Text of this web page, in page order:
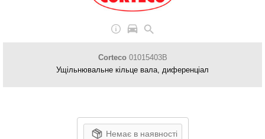
Corteco01015403B
Ущільнювальне кільце вала, диференціал
Немає в наявності